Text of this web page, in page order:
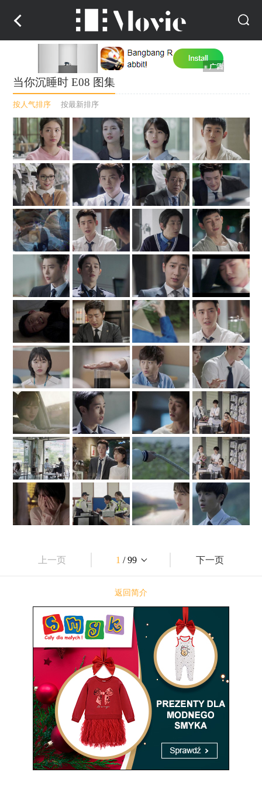
当你沉睡时 E08 图集
按人气排序 按最新排序
上一页 1 / 99 下一页
返回简介